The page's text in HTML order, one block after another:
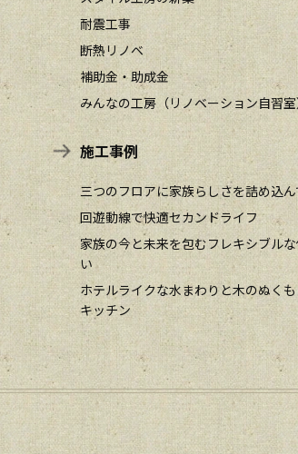
耐震工事
断熱リノベ
補助金・助成金
みんなの工房（リノベーション自習室
施工事例
三つのフロアに家族らしさを詰め込ん
回遊動線で快適セカンドライフ
家族の今と未来を包むフレキシブル
い
ホテルライクな水まわりと木のぬく
キッチン